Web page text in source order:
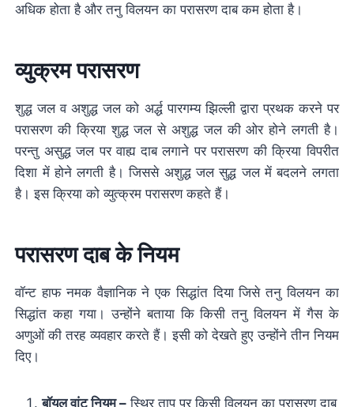
अधिक होता है और तनु विलयन का परासरण दाब कम होता है।
व्युक्रम परासरण
शुद्ध जल व अशुद्ध जल को अर्द्ध पारगम्य झिल्ली द्वारा प्रथक करने पर
परासरण की क्रिया शुद्ध जल से अशुद्ध जल की ओर होने लगती है।
परन्तु असुद्ध जल पर वाह्य दाब लगाने पर परासरण की क्रिया विपरीत
दिशा में होने लगती है। जिससे अशुद्ध जल सुद्ध जल में बदलने लगता
है। इस क्रिया को व्युत्क्रम परासरण कहते हैं।
परासरण दाब के नियम
वॉन्ट हाफ नमक वैज्ञानिक ने एक सिद्धांत दिया जिसे तनु विलयन का
सिद्धांत कहा गया। उन्होंने बताया कि किसी तनु विलयन में गैस के
अणुओं की तरह व्यवहार करते हैं। इसी को देखते हुए उन्होंने तीन नियम
दिए।
बॉयल वांट नियम – स्थिर ताप पर किसी विलयन का परासरण दाब